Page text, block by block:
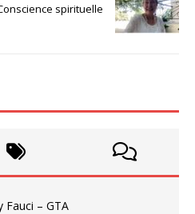
spirituelle
Fauci – GTA